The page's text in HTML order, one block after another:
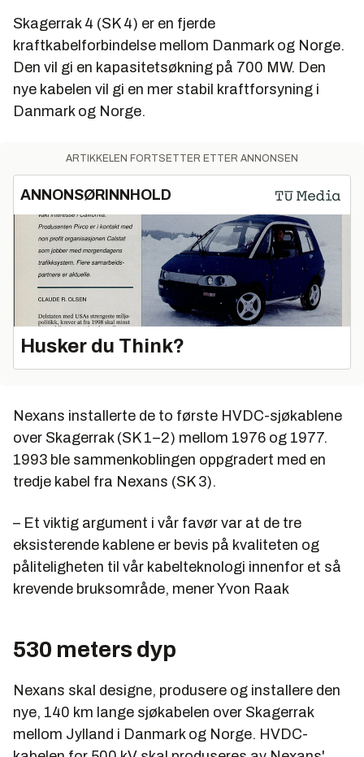
Skagerrak 4 (SK 4) er en fjerde
kraftkabelforbindelse mellom Danmark og Norge.
Den vil gi en kapasitetsøkning på 700 MW. Den
nye kabelen vil gi en mer stabil kraftforsyning i
Danmark og Norge.
ARTIKKELEN FORTSETTER ETTER ANNONSEN
ANNONSØRINNHOLD
Husker du Think?
Nexans installerte de to første HVDC-sjøkablene
over Skagerrak (SK 1–2) mellom 1976 og 1977.
1993 ble sammenkoblingen oppgradert med en
tredje kabel fra Nexans (SK 3).
– Et viktig argument i vår favør var at de tre
eksisterende kablene er bevis på kvaliteten og
påliteligheten til vår kabelteknologi innenfor et så
krevende bruksområde, mener Yvon Raak
530 meters dyp
Nexans skal designe, produsere og installere den
nye, 140 km lange sjøkabelen over Skagerrak
mellom Jylland i Danmark og Norge. HVDC-